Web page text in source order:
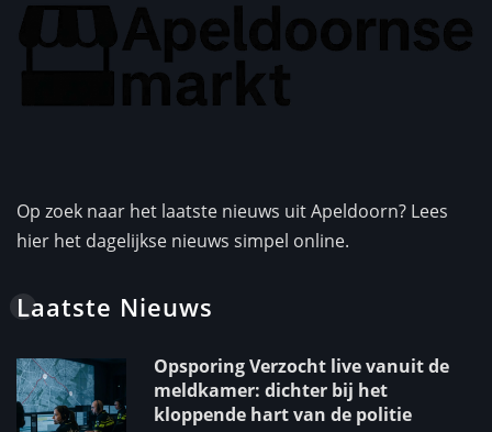
Op zoek naar het laatste nieuws uit Apeldoorn? Lees
hier het dagelijkse nieuws simpel online.
Laatste Nieuws
Opsporing Verzocht live vanuit de
meldkamer: dichter bij het
kloppende hart van de politie